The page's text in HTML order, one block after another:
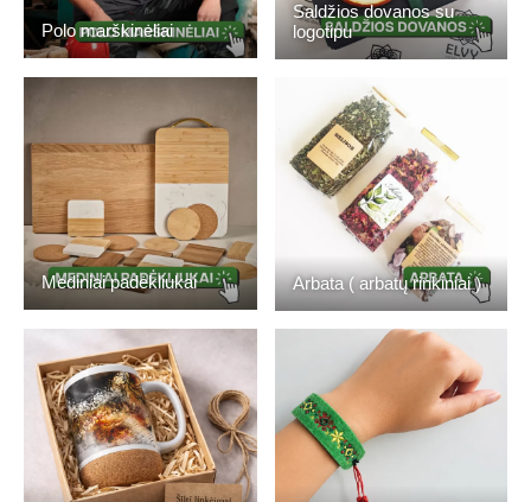
Polo marškinėliai
Saldžios dovanos su
logotipu
Mediniai padėkliukai Arbata ( arbatų rinkiniai )